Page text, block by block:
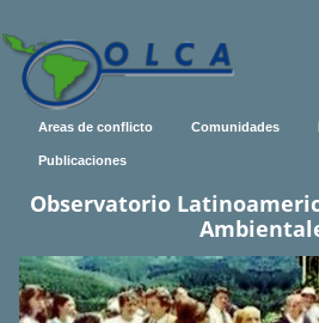
Areas de conflicto Comunidades
Publicaciones
Observatorio